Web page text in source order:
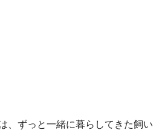
、ずっと一緒に暮らしてきた飼い